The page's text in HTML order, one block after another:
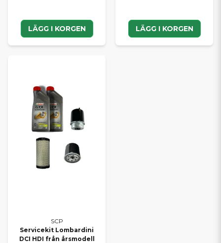
LÄGG I KORGEN LÄGG I KORGEN
SCP
Servicekit Lombardini
DCI HDI från årsmodell